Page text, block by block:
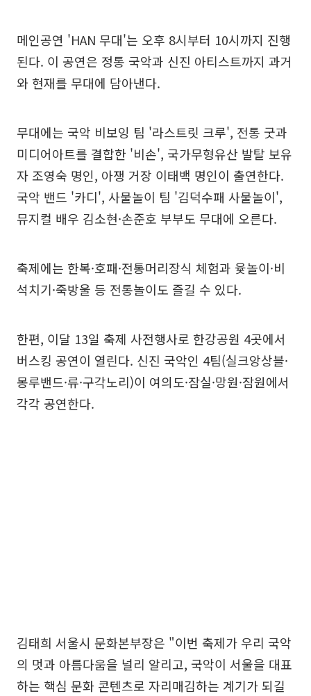
메인공연 'HAN 무대'는 오후 8시부터 10시까지 진행
된다. 이 공연은 정통 국악과 신진 아티스트까지 과거
와 현재를 무대에 담아낸다.
무대에는 국악 비보잉 팀 '라스트릿 크루', 전통 굿과
미디어아트를 결합한 '비손', 국가무형유산 발탈 보유
자 조영숙 명인, 아쟁 거장 이태백 명인이 출연한다.
국악 밴드 '카디', 사물놀이 팀 '김덕수패 사물놀이',
뮤지컬 배우 김소현·손준호 부부도 무대에 오른다.
축제에는 한복·호패·전통머리장식 체험과 윷놀이·비
석치기·죽방울 등 전통놀이도 즐길 수 있다.
한편, 이달 13일 축제 사전행사로 한강공원 4곳에서
버스킹 공연이 열린다. 신진 국악인 4팀(실크앙상블·
몽루밴드·류·구각노리)이 여의도·잠실·망원·잠원에서
각각 공연한다.
김태희 서울시 문화본부장은 "이번 축제가 우리 국악
의 멋과 아름다움을 널리 알리고, 국악이 서울을 대표
하는 핵심 문화 콘텐츠로 자리매김하는 계기가 되길